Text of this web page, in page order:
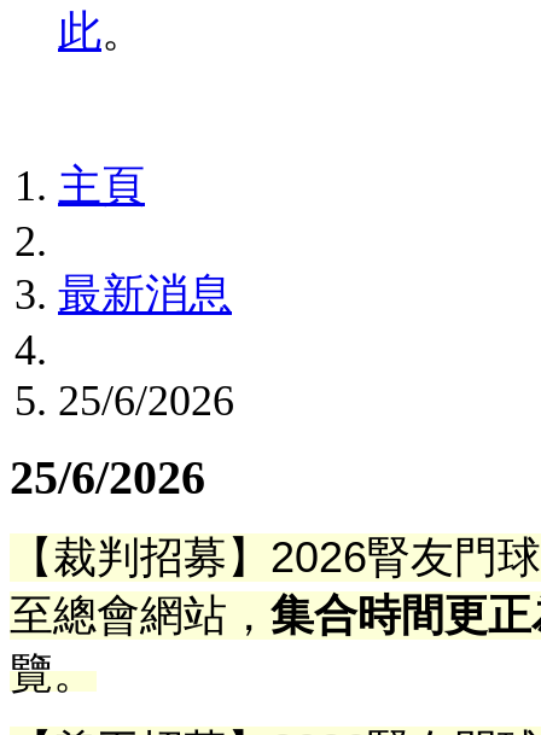
此。
主頁
最新消息
25/6/2026
25/6/2026
【裁判招募】2026腎友門
至總會網站 ， 集合時間更
覽。